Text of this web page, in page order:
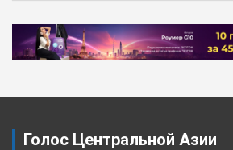
Навигация
по
Голос Центральной Азии